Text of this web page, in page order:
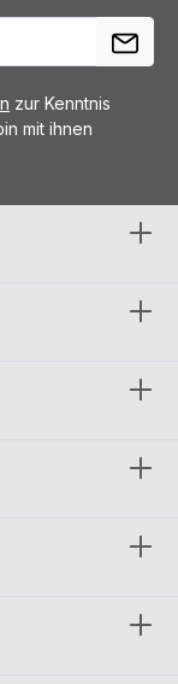
zur Kenntnis
mit ihnen